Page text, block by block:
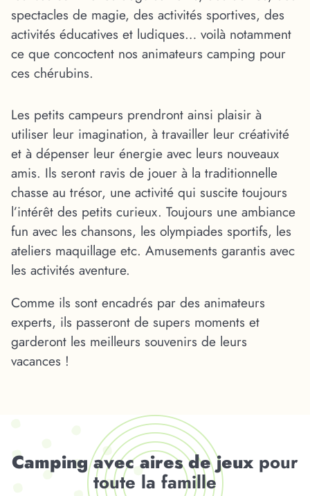
spectacles de magie, des activités sportives, des
activités éducatives et ludiques… voilà notamment
ce que concoctent nos animateurs camping pour
ces chérubins.
Les petits campeurs prendront ainsi plaisir à
utiliser leur imagination, à travailler leur créativité
et à dépenser leur énergie avec leurs nouveaux
amis. Ils seront ravis de jouer à la traditionnelle
chasse au trésor, une activité qui suscite toujours
l’intérêt des petits curieux. Toujours une ambiance
fun avec les chansons, les olympiades sportifs, les
ateliers maquillage etc. Amusements garantis avec
les activités aventure.
Comme ils sont encadrés par des animateurs
experts, ils passeront de supers moments et
garderont les meilleurs souvenirs de leurs
vacances !
Camping avec aires de jeux pour
toute la famille